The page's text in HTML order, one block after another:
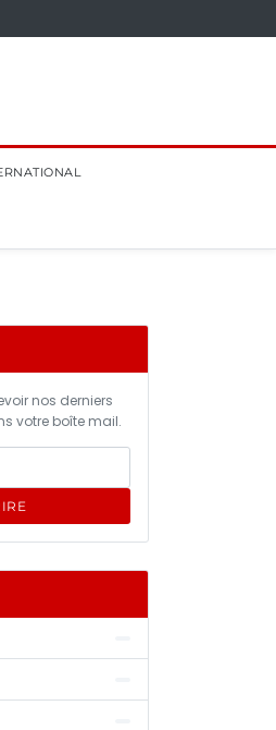
nos derniers
votre boîte mail.